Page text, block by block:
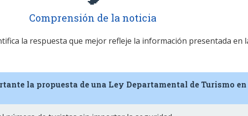
Comprensión de la noticia
la respuesta que mejor refleje la información presentada en
la propuesta de una Ley Departamental de Turismo en